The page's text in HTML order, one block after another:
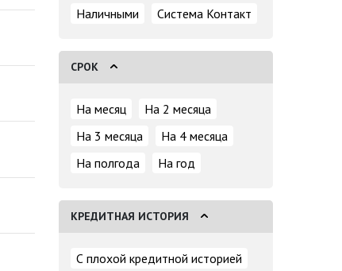
Наличными
Система Контакт
СРОК
На месяц
На 2 месяца
На 3 месяца
На 4 месяца
На полгода
На год
КРЕДИТНАЯ ИСТОРИЯ
С плохой кредитной историей